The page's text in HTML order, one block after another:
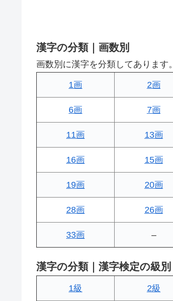
漢字の分類｜画数別
画数別に漢字を分類してあります。
1画 2画
6画 7画
11画 13画
16画 15画
19画 20画
28画 26画
33画 –
漢字の分類｜漢字検定の級別
1級 2級